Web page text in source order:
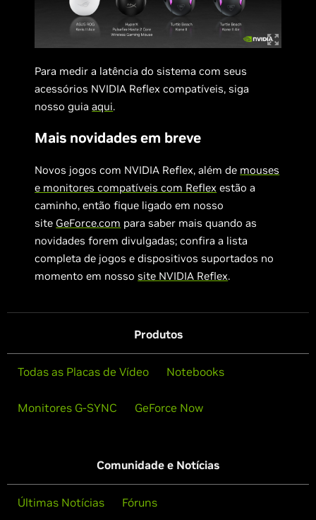
Para medir a latência do sistema com seus
acessórios NVIDIA Reflex compatíveis, siga
nosso guiaaqui.
Mais novidades em breve
Novos jogos com NVIDIA Reflex, além de mouses
e monitores compatíveis com Reflex estão a
caminho, então fique ligado em nosso
site GeForce.com para saber mais quando as
novidades forem divulgadas; confira a lista
completa de jogos e dispositivos suportados no
momento em nossosite NVIDIA Reflex.
Produtos
Todas as Placas de Vídeo Notebooks
Monitores G-SYNC GeForce Now
Comunidade e Notícias
Últimas Notícias Fóruns